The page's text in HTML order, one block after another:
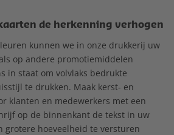
de herkenning verhogen
kunnen we in onze drukkerij uw
op andere promotiemiddelen
in staat om volvlaks bedrukte
te drukken. Maak kerst- en
klanten en medewerkers met een
op de binnenkant de tekst in uw
grotere hoeveelheid te versturen